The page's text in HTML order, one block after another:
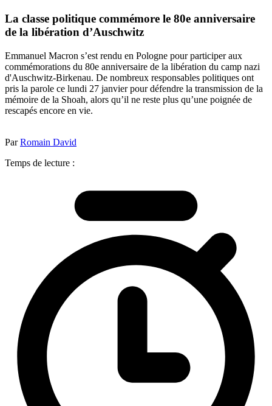
La classe politique commémore le 80e anniversaire
de la libération d’Auschwitz
Emmanuel Macron s’est rendu en Pologne pour participer aux
commémorations du 80e anniversaire de la libération du camp nazi
d'Auschwitz-Birkenau. De nombreux responsables politiques ont
pris la parole ce lundi 27 janvier pour défendre la transmission de la
mémoire de la Shoah, alors qu’il ne reste plus qu’une poignée de
rescapés encore en vie.
ParRomain David
Temps de lecture :